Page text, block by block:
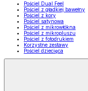
Pościel Dual Feel
Pościel z gładkiej bawełny
Pościel z kory
Pościel satynowa
Pościel z mikrowłókna
Pościel z mikropluszu
Pościel z fotodrukiem
Korzystne zestawy
Pościel dziecięca